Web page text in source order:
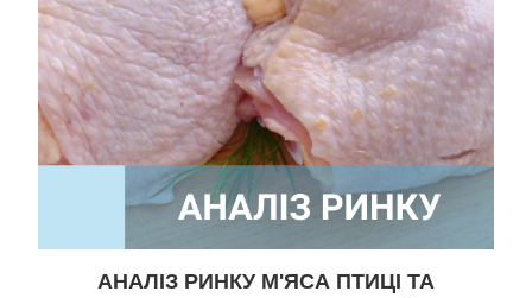
АНАЛІЗ РИНКУ М'ЯСА ПТИЦІ ТА